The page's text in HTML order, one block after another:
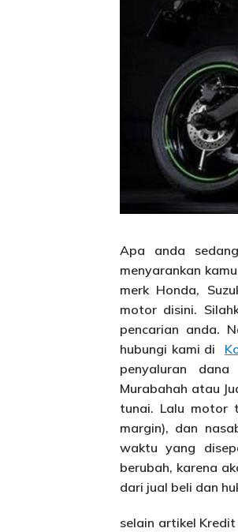
Apa anda
menyarankan
merk Honda,
motor disini.
pencarian anda.
hubungi kami di
penyaluran
Murabahah atau
tunai. Lalu motor
margin), dan
waktu yang
berubah, karena
dari jual beli dan
selain artikel